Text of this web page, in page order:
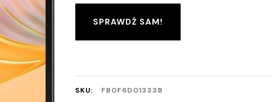
SPRAWDŹ SAM!
SKU:
FB0F6D01333B